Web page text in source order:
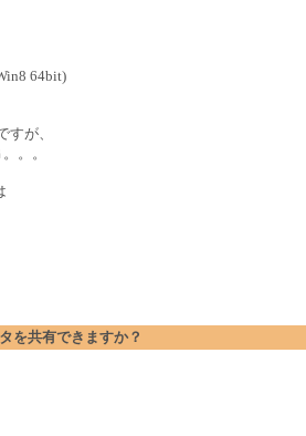
64bit)
が、
。。
を共有できますか？